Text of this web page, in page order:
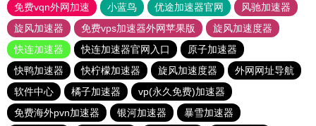
免费vqn外网加速
小蓝鸟 优途加速器官网
风驰加速器
旋风加速器
免费vps加速器外网苹果版
旋风加速度器
快连加速器
快连加速器官网入口
原子加速器
快鸭加速器
快柠檬加速器 旋风加速度器
外网网址导航
软件中心
橘子加速器
vp(永久免费)加速器
免费海外pvn加速器
银河加速器
暴雪加速器